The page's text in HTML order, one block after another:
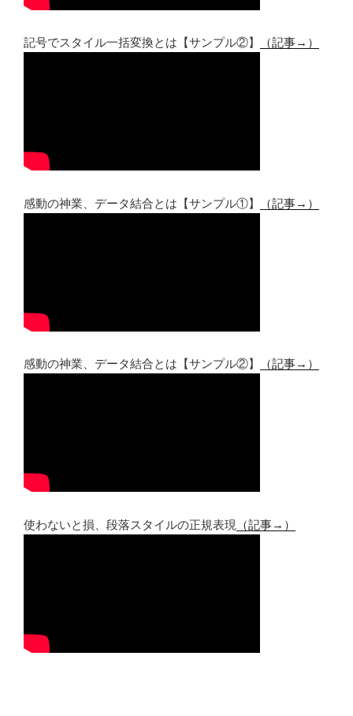
記号でスタイル一括変換とは【サンプル②】 （記事→）
感動の神業、データ結合とは【サンプル①】 （記事→）
感動の神業、データ結合とは【サンプル②】 （記事→）
使わないと損、段落スタイルの正規表現 （記事→）